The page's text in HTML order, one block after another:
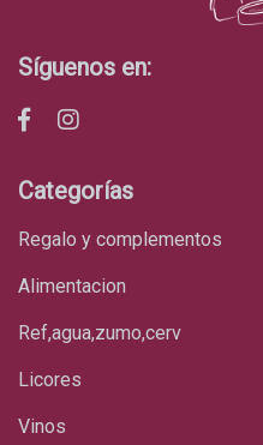
Síguenos en:
Categorías
regalo y complementos
alimentacion
ref,agua,zumo,cerv
licores
vinos